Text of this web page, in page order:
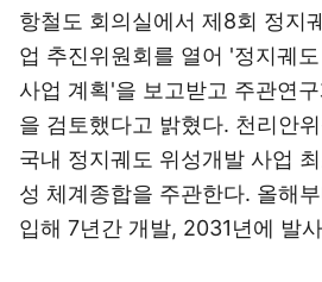
항철도 회의실에서 제8회 정지
업 추진위원회를 열어 '정지궤
사업 계획'을 보고받고 주관연
을 검토했다고 밝혔다. 천리안
국내 정지궤도 위성개발 사업
성 체계종합을 주관한다. 올해
입해 7년간 개발, 2031년에 발